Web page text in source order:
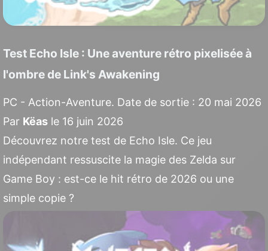
Test Echo Isle : Une aventure rétro pixelisée à
l'ombre de Link's Awakening
PC - Action-Aventure. Date de sortie : 20 mai 2026
Par Këas le 16 juin 2026
Découvrez notre test de Echo Isle. Ce jeu
indépendant ressuscite la magie des Zelda sur
Game Boy : est-ce le hit rétro de 2026 ou une
simple copie ?